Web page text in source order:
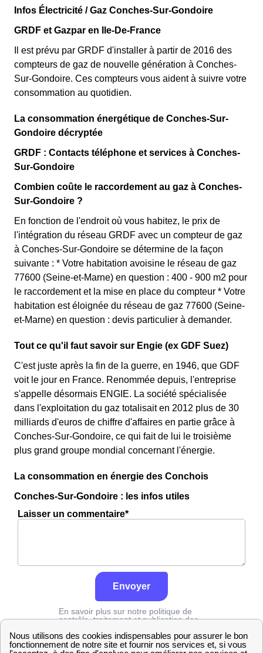
Infos Électricité / Gaz Conches-Sur-Gondoire
GRDF et Gazpar en Ile-De-France
Il est prévu par GRDF d'installer à partir de 2016 des
compteurs de gaz de nouvelle génération à Conches-
Sur-Gondoire. Ces compteurs vous aident à suivre votre
consommation au quotidien.
La consommation énergétique de Conches-Sur-
Gondoire décryptée
GRDF : Contacts téléphone et services à Conches-
Sur-Gondoire
Combien coûte le raccordement au gaz à Conches-
Sur-Gondoire ?
En fonction de l'endroit où vous habitez, le prix de
l'intégration du réseau GRDF avec un compteur de gaz
à Conches-Sur-Gondoire se détermine de la façon
suivante : * Votre habitation avoisine le réseau de gaz
77600 (Seine-et-Marne) en question : 400 - 900 m2 pour
le raccordement et la mise en place du compteur * Votre
habitation est éloignée du réseau de gaz 77600 (Seine-
et-Marne) en question : devis particulier à demander.
Tout ce qu'il faut savoir sur Engie (ex GDF Suez)
C'est juste après la fin de la guerre, en 1946, que GDF
voit le jour en France. Renommée depuis, l'entreprise
s'appelle désormais ENGIE. La société spécialisée
dans l'exploitation du gaz totalisait en 2012 plus de 30
milliards d'euros de chiffre d'affaires en partie grâce à
Conches-Sur-Gondoire, ce qui fait de lui le troisième
plus grand groupe mondial concernant l'énergie.
La consommation en énergie des Conchois
Conches-Sur-Gondoire : les infos utiles
Laisser un commentaire*
Envoyer
En savoir plus sur notre politique de
contrôle, traitement et publication des